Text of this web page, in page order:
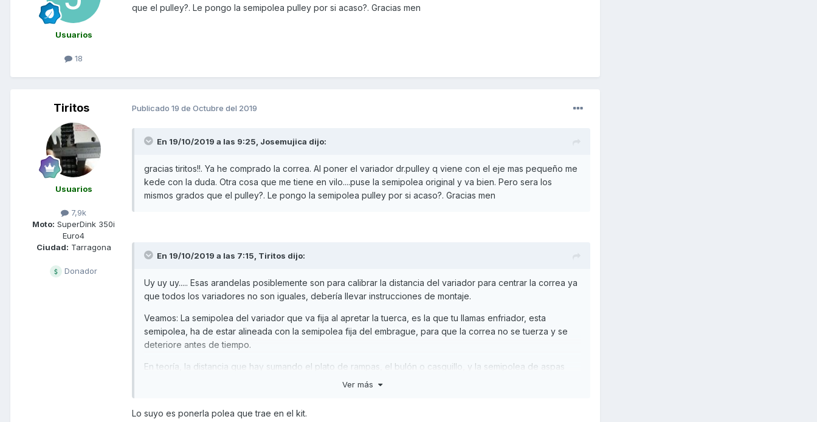
Usuarios
18
que el pulley?. Le pongo la semipolea pulley por si acaso?. Gracias men
Tiritos
Usuarios
7,9k
Moto: SuperDink 350i
Euro4
Ciudad: Tarragona
Donador
Publicado 19 de Octubre del 2019
En 19/10/2019 a las 9:25, Josemujica dijo:
gracias tiritos!!. Ya he comprado la correa. Al poner el variador dr.pulley q viene con el eje mas pequeño me
kede con la duda. Otra cosa que me tiene en vilo....puse la semipolea original y va bien. Pero sera los
mismos grados que el pulley?. Le pongo la semipolea pulley por si acaso?. Gracias men
En 19/10/2019 a las 7:15, Tiritos dijo:
Uy uy uy..... Esas arandelas posiblemente son para calibrar la distancia del variador para centrar la correa ya
que todos los variadores no son iguales, debería llevar instrucciones de montaje.
Veamos: La semipolea del variador que va fija al apretar la tuerca, es la que tu llamas enfriador, esta
semipolea, ha de estar alineada con la semipolea fija del embrague, para que la correa no se tuerza y se
deteriore antes de tiempo.
En teoría, la distancia que hay sumando el plato de rampas, el bulón o casquillo, y la semipolea de aspas
originales (hasta el canto de la polea, sin sumar las aspas), tiene que ser la distancia que mida el paquete
Ver más
Lo suyo es ponerla polea que trae en el kit.